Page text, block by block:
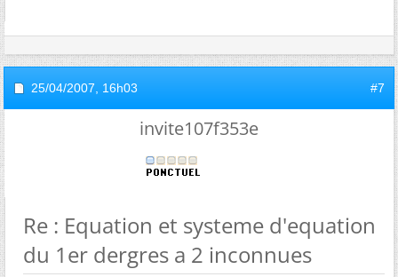
25/04/2007, 16h03 #7
invite107f353e
Re : Equation et systeme d'equation
du 1er dergres a 2 inconnues